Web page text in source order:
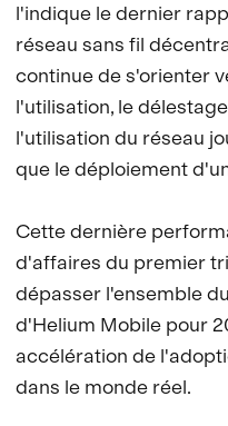
l'indique le dernier
réseau sans fil
continue de s'orienter
l'utilisation, le
l'utilisation du réseau
que le déploiement
Cette dernière
d'affaires du premier
dépasser l'ensemble
d'Helium Mobile pour
accélération de
dans le monde réel.